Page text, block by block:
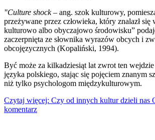
"Culture shock– ang. szok kulturowy,
przeżywane przez człowieka, który znalazł się
kulturowo albo obyczajowo środowisku”
zaczerpnięta ze słownika wyrazów obcych i
obcojęzycznych (Kopaliński, 1994).
Być może za kilkadziesiąt lat zwrot ten wejdzie
języka polskiego, stając się pojęciem znanym
niż tylko psychologom międzykulturowym.
Czytaj więcej: Czy od innych kultur dzieli nas
komentarz